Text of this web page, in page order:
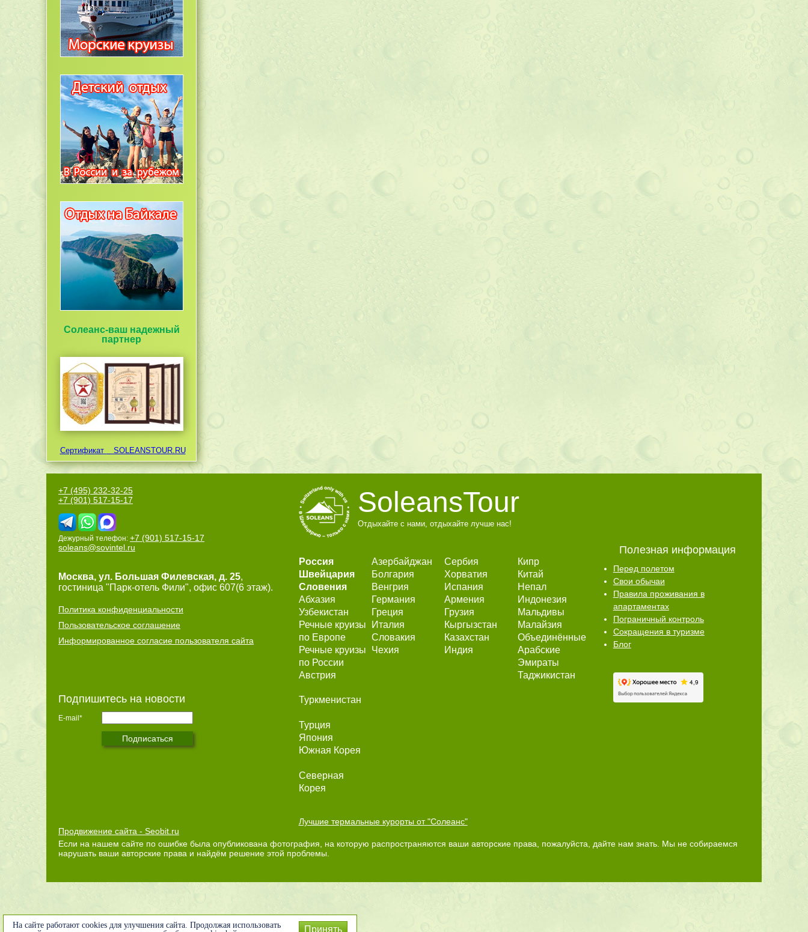
Солеанс-ваш надежный
партнер
Сертификат SOLEANSTOUR.RU
+7 (495) 232-32-25
+7 (901) 517-15-17
Дежурный телефон: +7 (901) 517-15-17
soleans@sovintel.ru
Москва, ул. Большая Филевская, д. 25,
гостиница "Парк-отель Фили", офис 607(6 этаж).
Политика конфиденциальности
Пользовательское соглашение
Информированное согласие пользователя сайта
Подпишитесь на новости
E-mail*
SoleansTour
Отдыхайте с нами, отдыхайте лучше нас!
Россия
Швейцария
Словения
Абхазия
Узбекистан
Речные круизы
по Европе
Речные круизы
по России
Австрия
Азербайджан
Болгария
Венгрия
Германия
Греция
Италия
Словакия
Чехия
Сербия
Хорватия
Испания
Армения
Грузия
Кыргызстан
Казахстан
Индия
Кипр
Китай
Непал
Индонезия
Мальдивы
Малайзия
Объединённые
Арабские
Эмираты
Таджикистан
Туркменистан
Турция
Япония
Южная Корея
Северная
Корея
Лучшие термальные курорты от "Солеанс"
Полезная информация
Перед полетом
Свои обычаи
Правила проживания в
апартаментах
Пограничный контроль
Сокращения в туризме
Блог
Продвижение сайта - Seobit.ru
Если на нашем сайте по ошибке была опубликована фотография, на которую распространяются ваши авторские права, пожалуйста, дайте нам знать. Мы не собираемся
нарушать ваши авторские права и найдём решение этой проблемы.
На сайте работают cookies для улучшения сайта. Продолжая использовать
Принять